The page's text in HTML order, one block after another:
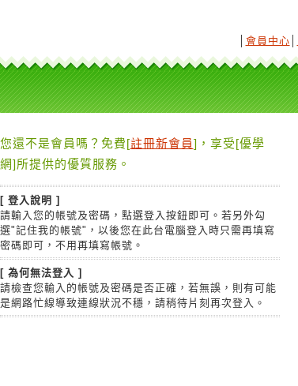
會員中心
您還不是會員嗎？免費[註冊新會員]，享受[優學
網]所提供的優質服務。
[ 登入說明 ]
請輸入您的帳號及密碼，點選登入按鈕即可。若另外勾
選"記住我的帳號"，以後您在此台電腦登入時只需再填寫
密碼即可，不用再填寫帳號。
[ 為何無法登入 ]
請檢查您輸入的帳號及密碼是否正確，若無誤，則有可能
是網路忙線導致連線狀況不穩，請稍待片刻再次登入。